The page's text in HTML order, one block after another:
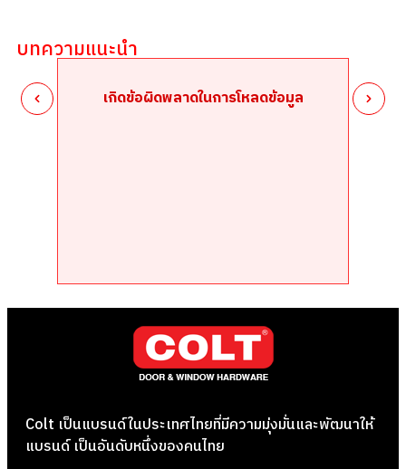
บทความแนะนำ
เกิดข้อผิดพลาดในการโหลดข้อมูล
Colt เป็นแบรนด์ในประเทศไทยที่มีความมุ่งมั่นและพัฒนาให้
แบรนด์ เป็นอันดับหนึ่งของคนไทย